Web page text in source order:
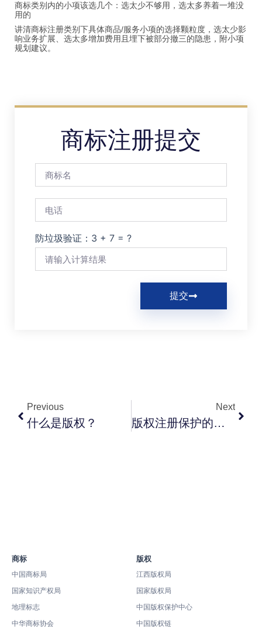
商标类别内的小项该选几个：选太少不够用，选太多养着一堆没
用的
讲清商标注册类别下具体商品/服务小项的选择颗粒度，选太少影
响业务扩展、选太多增加费用且埋下被部分撤三的隐患，附小项
规划建议。
商标注册提交
防垃圾验证：3 + 7 = ?
提交
Previous
什么是版权？
Next
版权注册保护的主体共有哪几种？
商标
中国商标局
国家知识产权局
地理标志
中华商标协会
版权
江西版权局
国家版权局
中国版权保护中心
中国版权链